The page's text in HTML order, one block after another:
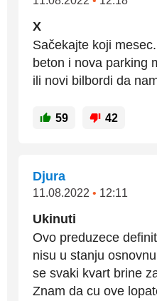
X
Sačekajte koji
beton i nova parking
ili novi bilbordi da
59 42
Djura
11.08.2022 • 12:11
Ukinuti
Ovo preduzece
nisu u stanju
se svaki kvart brine
Znam da cu ove